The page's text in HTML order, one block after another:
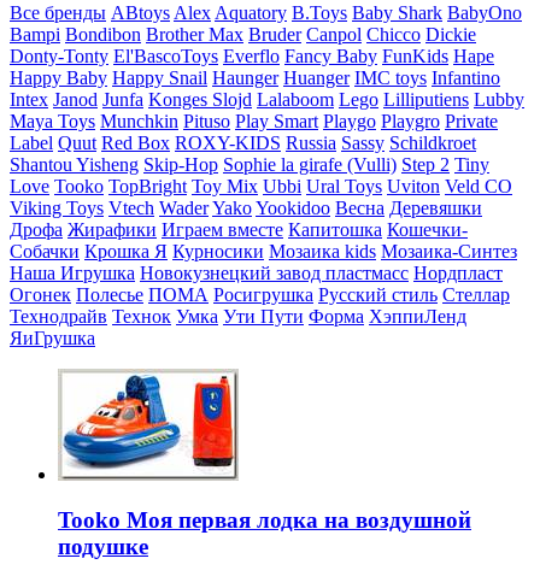
Все бренды ABtoys Alex Aquatory B.Toys Baby Shark BabyOno
Bampi Bondibon Brother Max Bruder Canpol Chicco Dickie
Donty-Tonty El'BascoToys Everflo Fancy Baby FunKids Hape
Happy Baby Happy Snail Haunger Huanger IMC toys Infantino
Intex Janod Junfa Konges Slojd Lalaboom Lego Lilliputiens Lubby
Maya Toys Munchkin Pituso Play Smart Playgo Playgro Private
Label Quut Red Box ROXY-KIDS Russia Sassy Schildkroet
Shantou Yisheng Skip-Hop Sophie la girafe (Vulli) Step 2 Tiny
Love Tooko TopBright Toy Mix Ubbi Ural Toys Uviton Veld CO
Viking Toys Vtech WaderYakoYookidoo Весна Деревяшки
Дрофа Жирафики Играем вместе Капитошка Кошечки-
Собачки Крошка Я Курносики Мозаика kids Мозаика-Синтез
Наша Игрушка Новокузнецкий завод пластмасс Нордпласт
Огонек Полесье ПОМА Росигрушка Русский стиль Стеллар
Технодрайв Технок Умка Ути Пути Форма ХэппиЛенд
ЯиГрушка
Tooko Моя первая лодка на воздушной
подушке